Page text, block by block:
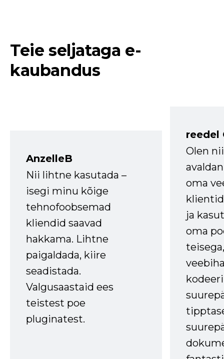
Teie seljataga e-
kaubandus
AnzelleB
Nii lihtne kasutada –
isegi minu kõige
tehnofoobsemad
kliendid saavad
hakkama. Lihtne
paigaldada, kiire
seadistada.
Valgusaastaid ees
teistest poe
pluginatest.
reedel
Olen
oma
ja
oma